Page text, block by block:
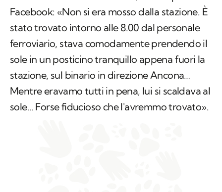
Facebook: «Non si era mosso dalla stazione. È
stato trovato intorno alle 8.00 dal personale
ferroviario, stava comodamente prendendo il
sole in un posticino tranquillo appena fuori la
stazione, sul binario in direzione Ancona…
Mentre eravamo tutti in pena, lui si scaldava al
sole… Forse fiducioso che l'avremmo trovato».